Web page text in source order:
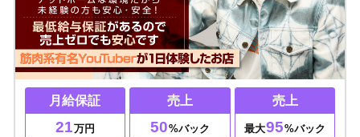
月給保証
21万円
売上
50%バック
売上
最大95%バック